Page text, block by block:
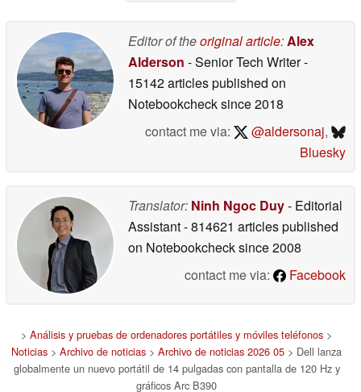
Editor of theoriginal article:Alex
Alderson - Senior Tech Writer-
15142 articles published on
Notebookchecksince 2018
contact me via:
@aldersonaj,
Bluesky
Translator: Ninh Ngoc Duy- Editorial
Assistant- 814621 articles published
on Notebookchecksince 2008
contact me via:
Facebook
> Análisis y pruebas de ordenadores portátiles y móviles teléfonos >
Noticias > Archivo de noticias > Archivo de noticias 2026 05 > Dell lanza
globalmente un nuevo portátil de 14 pulgadas con pantalla de 120 Hz y
gráficos Arc B390